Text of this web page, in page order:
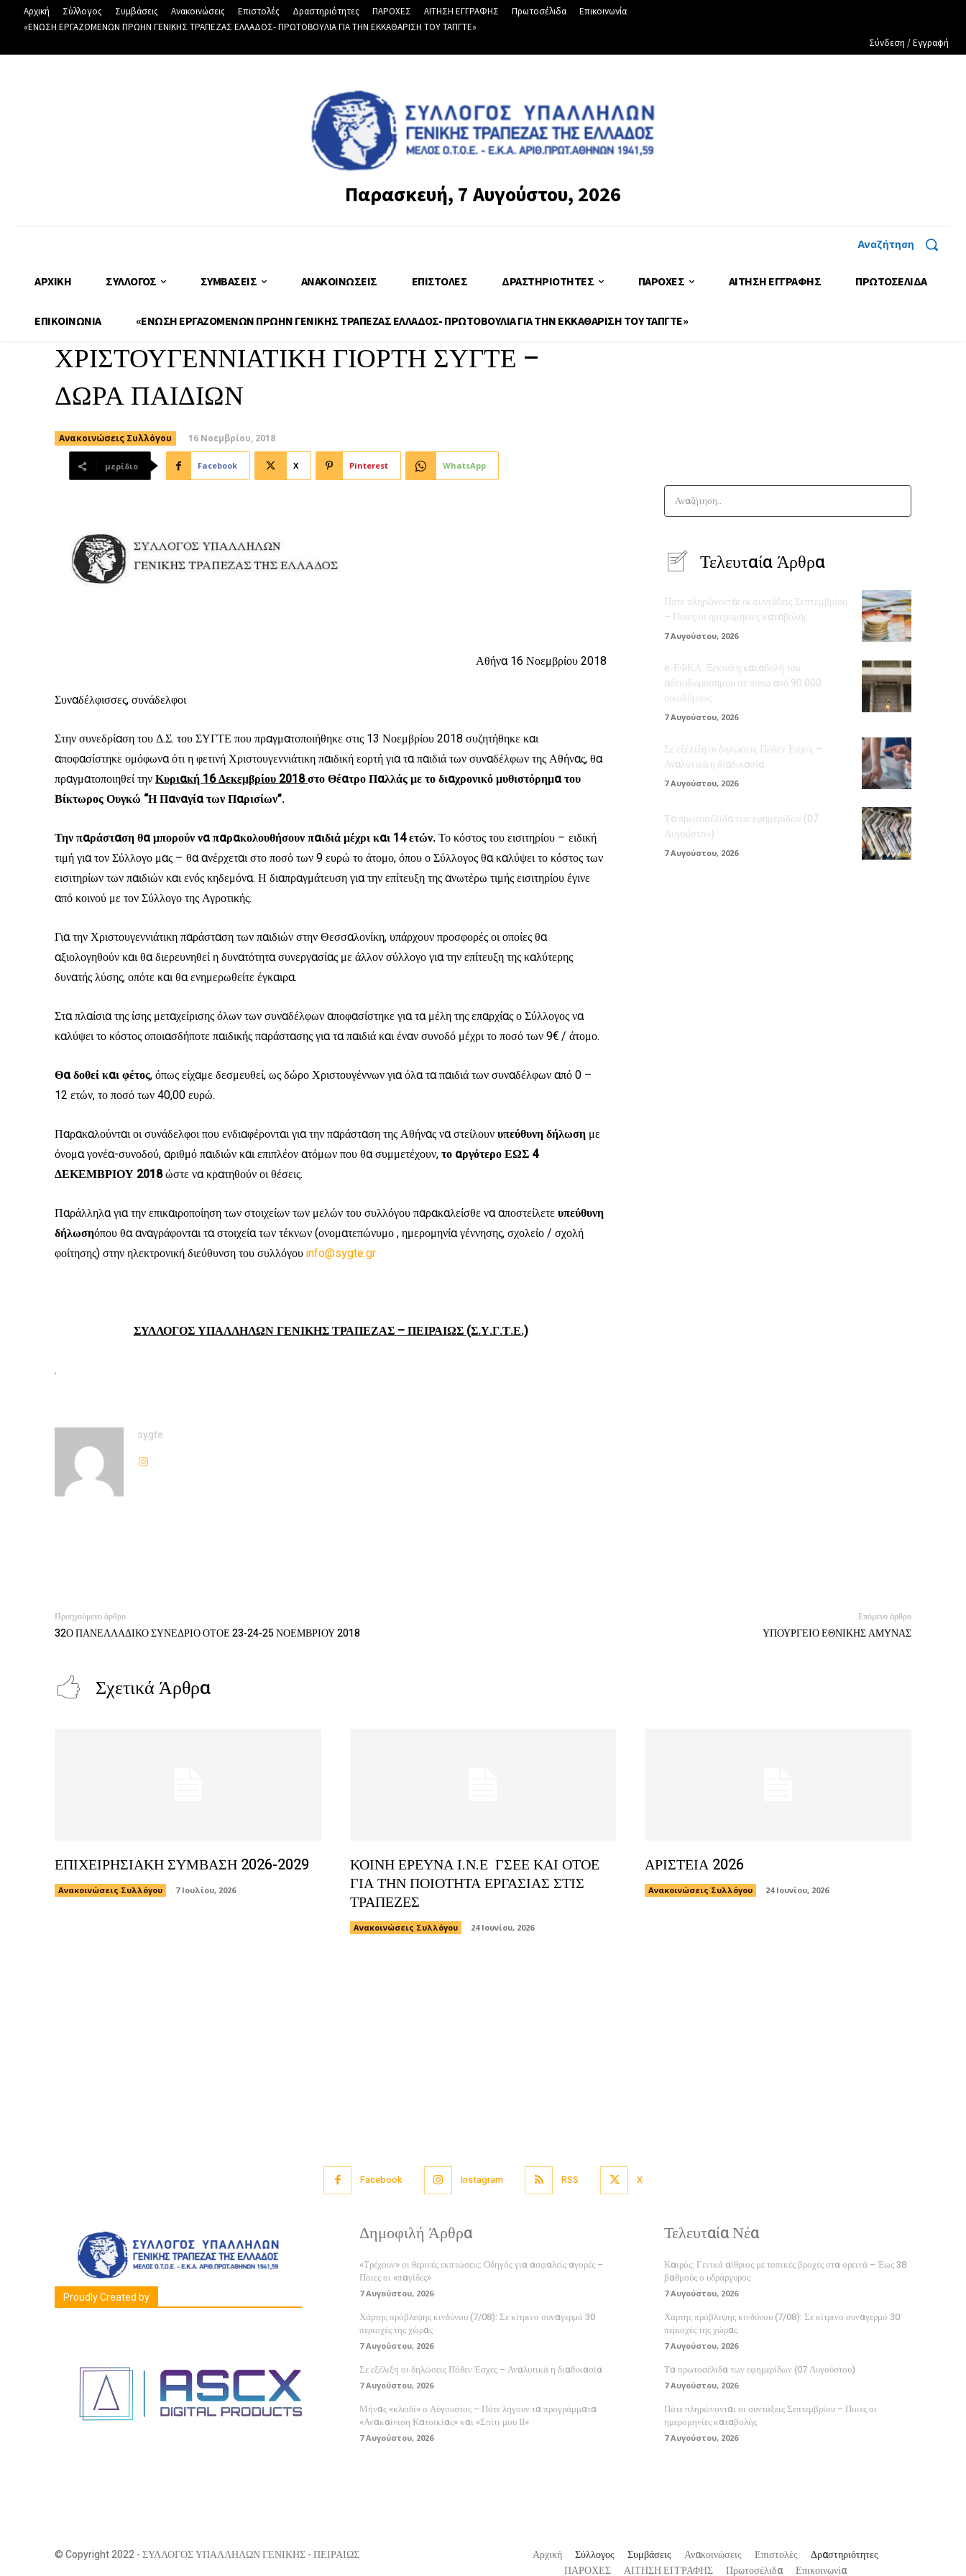
Αρχική Σύλλογος Συμβάσεις Ανακοινώσεις Επιστολές Δραστηριότητες ΠΑΡΟΧΕΣ ΑΙΤΗΣΗ ΕΓΓΡΑΦΗΣ Πρωτοσέλιδα
Επικοινωνία
«ΕΝΩΣΗ ΕΡΓΑΖΟΜΕΝΩΝ ΠΡΩΗΝ ΓΕΝΙΚΗΣ ΤΡΑΠΕΖΑΣ ΕΛΛΑΔΟΣ- ΠΡΩΤΟΒΟΥΛΙΑ ΓΙΑ ΤΗΝ ΕΚΚΑΘΑΡΙΣΗ ΤΟΥ ΤΑΠΓΤΕ»
Σύνδεση / Εγγραφή
Παρασκευή, 7 Αυγούστου, 2026
Αναζήτηση
ΑΡΧΙΚΉ ΣΎΛΛΟΓΟΣ ΣΥΜΒΆΣΕΙΣ ΑΝΑΚΟΙΝΏΣΕΙΣ ΕΠΙΣΤΟΛΈΣ ΔΡΑΣΤΗΡΙΌΤΗΤΕΣ ΠΑΡΟΧΕΣ ΑΙΤΗΣΗ ΕΓΓΡΑΦΗΣ ΠΡΩΤΟΣΈΛΙΔΑ
ΕΠΙΚΟΙΝΩΝΊΑ «ΕΝΩΣΗ ΕΡΓΑΖΟΜΕΝΩΝ ΠΡΩΗΝ ΓΕΝΙΚΗΣ ΤΡΑΠΕΖΑΣ ΕΛΛΑΔΟΣ- ΠΡΩΤΟΒΟΥΛΙΑ ΓΙΑ ΤΗΝ ΕΚΚΑΘΑΡΙΣΗ ΤΟΥ ΤΑΠΓΤΕ»
ΧΡΙΣΤΟΥΓΕΝΝΙΑΤΙΚΗ ΓΙΟΡΤΗ ΣΥΓΤΕ –
ΔΩΡΑ ΠΑΙΔΙΩΝ
Ανακοινώσεις Συλλόγου 16 Νοεμβρίου, 2018
μερίδιο Facebook X Pinterest WhatsApp
Αθήνα 16 Νοεμβρίου 2018
Συναδέλφισσες, συνάδελφοι
Στην συνεδρίαση του Δ.Σ. του ΣΥΓΤΕ που πραγματοποιήθηκε στις 13 Νοεμβρίου 2018 συζητήθηκε και
αποφασίστηκε ομόφωνα ότι η φετινή Χριστουγεννιάτικη παιδική εορτή για τα παιδιά των συναδέλφων της Αθήνας, θα
πραγματοποιηθεί τηνΚυριακή 16 Δεκεμβρίου 2018στο Θέατρο Παλλάς με το διαχρονικό μυθιστόρημα του
Βίκτωρος Ουγκώ “Η Παναγία των Παρισίων”.
Την παράσταση θα μπορούν να παρακολουθήσουν παιδιά μέχρι και 14 ετών.Το κόστος του εισιτηρίου – ειδική
τιμή για τον Σύλλογο μας – θα ανέρχεται στο ποσό των 9 ευρώ το άτομο, όπου ο Σύλλογος θα καλύψει το κόστος των
εισιτηρίων των παιδιών και ενός κηδεμόνα. Η διαπραγμάτευση για την επίτευξη της ανωτέρω τιμής εισιτηρίου έγινε
από κοινού με τον Σύλλογο της Αγροτικής.
Για την Χριστουγεννιάτικη παράσταση των παιδιών στην Θεσσαλονίκη, υπάρχουν προσφορές οι οποίες θα
αξιολογηθούν και θα διερευνηθεί η δυνατότητα συνεργασίας με άλλον σύλλογο για την επίτευξη της καλύτερης
δυνατής λύσης, οπότε και θα ενημερωθείτε έγκαιρα.
Στα πλαίσια της ίσης μεταχείρισης όλων των συναδέλφων αποφασίστηκε για τα μέλη της επαρχίας ο Σύλλογος να
καλύψει το κόστος οποιασδήποτε παιδικής παράστασης για τα παιδιά και έναν συνοδό μέχρι το ποσό των 9€ / άτομο.
Θα δοθεί και φέτος, όπως είχαμε δεσμευθεί, ως δώρο Χριστουγέννων για όλα τα παιδιά των συναδέλφων από 0 –
12 ετών, το ποσό των 40,00 ευρώ.
Παρακαλούνται οι συνάδελφοι που ενδιαφέρονται για την παράσταση της Αθήνας να στείλουνυπεύθυνη δήλωση με
όνομα γονέα-συνοδού, αριθμό παιδιών και επιπλέον ατόμων που θα συμμετέχουν,το αργότερο ΕΩΣ 4
ΔΕΚΕΜΒΡΙΟΥ 2018ώστε να κρατηθούν οι θέσεις.
Παράλληλα για την επικαιροποίηση των στοιχείων των μελών του συλλόγου παρακαλείσθε να αποστείλετευπεύθυνη
δήλωσηόπου θα αναγράφονται τα στοιχεία των τέκνων (ονοματεπώνυμο , ημερομηνία γέννησης, σχολείο / σχολή
φοίτησης) στην ηλεκτρονική διεύθυνση του συλλόγουinfo@sygte.gr
ΣΥΛΛΟΓΟΣ ΥΠΑΛΛΗΛΩΝ ΓΕΝΙΚΗΣ ΤΡΑΠΕΖΑΣ – ΠΕΙΡΑΙΩΣ (Σ.Υ.Γ.Τ.Ε.)
.
sygte
Αναζήτηση..
Τελευταία Άρθρα
Πότε πληρώνονται οι συντάξεις Σεπτεμβρίου
– Ποιες οι ημερομηνίες καταβολής
7 Αυγούστου, 2026
e-ΕΦΚΑ: Ξεκινά η καταβολή του
αδειοδωροσήμου σε πάνω από 90.000
οικοδόμους
7 Αυγούστου, 2026
Σε εξέλιξη οι δηλώσεις Πόθεν Έσχες –
Αναλυτικά η διαδικασία
7 Αυγούστου, 2026
Τα πρωτοσέλιδα των εφημερίδων (07
Αυγούστου)
7 Αυγούστου, 2026
Προηγούμενο άρθρο
32Ο ΠΑΝΕΛΛΑΔΙΚΟ ΣΥΝΕΔΡΙΟ ΟΤΟΕ 23-24-25 ΝΟΕΜΒΡΙΟΥ 2018
Επόμενο άρθρο
ΥΠΟΥΡΓΕΙΟ ΕΘΝΙΚΗΣ ΑΜΥΝΑΣ
Σχετικά Άρθρα
ΕΠΙΧΕΙΡΗΣΙΑΚΗ ΣΥΜΒΑΣΗ 2026-2029
Ανακοινώσεις Συλλόγου 7 Ιουλίου, 2026
ΚΟΙΝΗ ΕΡΕΥΝΑ Ι.Ν.Ε ΓΣΕΕ ΚΑΙ ΟΤΟΕ
ΓΙΑ ΤΗΝ ΠΟΙΟΤΗΤΑ ΕΡΓΑΣΙΑΣ ΣΤΙΣ
ΤΡΑΠΕΖΕΣ
Ανακοινώσεις Συλλόγου 24 Ιουνίου, 2026
ΑΡΙΣΤΕΙΑ 2026
Ανακοινώσεις Συλλόγου 24 Ιουνίου, 2026
Facebook Instagram RSS X
Proudly Created by
Δημοφιλή Άρθρα
«Τρέχουν» οι θερινές εκπτώσεις: Οδηγός για ασφαλείς αγορές –
Ποιες οι «παγίδες»
7 Αυγούστου, 2026
Χάρτης πρόβλεψης κινδύνου (7/08): Σε κίτρινο συναγερμό 30
περιοχές της χώρας
7 Αυγούστου, 2026
Σε εξέλιξη οι δηλώσεις Πόθεν Έσχες – Αναλυτικά η διαδικασία
7 Αυγούστου, 2026
Μήνας «κλειδί» ο Αύγουστος – Πότε λήγουν τα προγράμματα
«Ανακαίνιση Κατοικίας» και «Σπίτι μου ΙΙ»
7 Αυγούστου, 2026
Τελευταία Νέα
Καιρός: Γενικά αίθριος με τοπικές βροχές στα ορεινά – Έως 38
βαθμούς ο υδράργυρος
7 Αυγούστου, 2026
Χάρτης πρόβλεψης κινδύνου (7/08): Σε κίτρινο συναγερμό 30
περιοχές της χώρας
7 Αυγούστου, 2026
Τα πρωτοσέλιδα των εφημερίδων (07 Αυγούστου)
7 Αυγούστου, 2026
Πότε πληρώνονται οι συντάξεις Σεπτεμβρίου – Ποιες οι
ημερομηνίες καταβολής
7 Αυγούστου, 2026
© Copyright 2022 - ΣΥΛΛΟΓΟΣ ΥΠΑΛΛΗΛΩΝ ΓΕΝΙΚΗΣ - ΠΕΙΡΑΙΩΣ Αρχική Σύλλογος Συμβάσεις Ανακοινώσεις Επιστολές
Δραστηριότητες
ΠΑΡΟΧΕΣ
ΑΙΤΗΣΗ ΕΓΓΡΑΦΗΣ Πρωτοσέλιδα Επικοινωνία